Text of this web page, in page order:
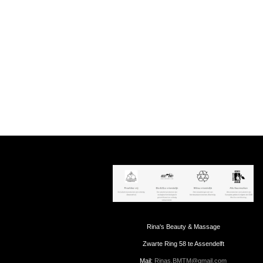
Rina's Beauty & Massage
Zwarte Ring 58 te Assendelft
Mail: Rinas.BMTM@gmail.com